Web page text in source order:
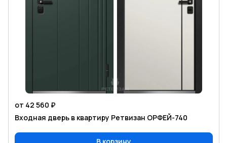
от 42 560 ₽
Входная дверь в квартиру Ретвизан ОРФЕЙ-740
В корзину